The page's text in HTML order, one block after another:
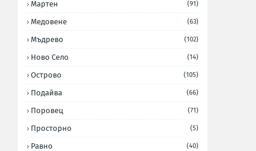
Мартен (91)
Медовене (63)
Мъдрево (102)
Ново Село (14)
Острово (105)
Подайва (66)
Поровец (71)
Просторно (5)
Равно (40)